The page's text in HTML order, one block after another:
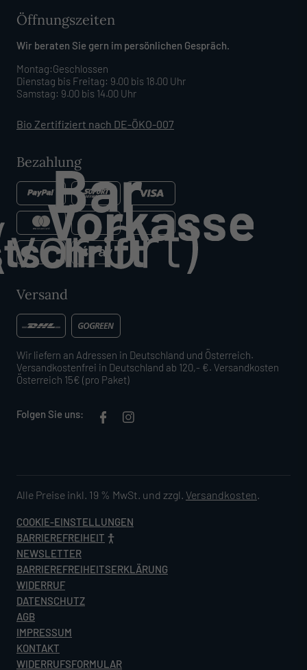
Öffnungszeiten
Wir beraten Sie gern im persönlichen Gespräch.
Montag:Geschlossen
Dienstag bis Freitag: 9.00 bis 18.00 Uhr
Samstag: 9.00 bis 14.00 Uhr
Bio Zertifiziert nach DE-ÖKO-007
Bezahlung
Versand
Wir liefern an Adressen in Deutschland und Österreich.
Versandkostenfrei in Deutschland ab 120,- €. Versandkosten
Österreich 15€ (pro Paket)
Folgen Sie uns:
Alle Preise inkl. 19 % MwSt. und zzgl. Versandkosten.
COOKIE-EINSTELLUNGEN
BARRIEREFREIHEIT
NEWSLETTER
BARRIEREFREIHEITSERKLÄRUNG
WIDERRUF
DATENSCHUTZ
AGB
IMPRESSUM
KONTAKT
WIDERRUFSFORMULAR